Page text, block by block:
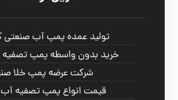
تولید عمده پمپ آب صنعتی
خرید بدون واسطه پمپ
شرکت عرضه پمپ خلا
قیمت انواع پمپ تصفیه